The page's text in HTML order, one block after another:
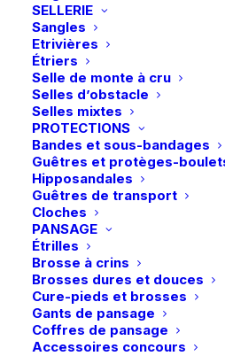
SELLERIE
Sangles
Etrivières
Étriers
Selle de monte à cru
Selles d’obstacle
Selles mixtes
PROTECTIONS
Bandes et sous-bandages
Guêtres et protèges-
Hipposandales
Guêtres de transport
Cloches
PANSAGE
Étrilles
Brosse à crins
Brosses dures et douces
Cure-pieds et brosses
Gants de pansage
Coffres de pansage
Accessoires concours
-
Slate
Blue
Détails
Vous aimerez peut-être aussi